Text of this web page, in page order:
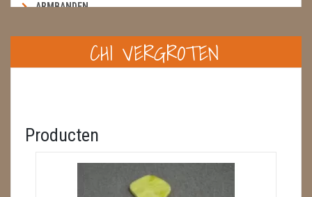
ARMBANDEN
BOEKEN & KAARTEN E.A.R.T.H.
BOLLEN
CADEAUBONNEN
CHI VERGROTEN
Producten